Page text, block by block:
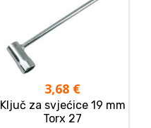
3,68 €
Ključ za svjećice 19 mm
Torx 27